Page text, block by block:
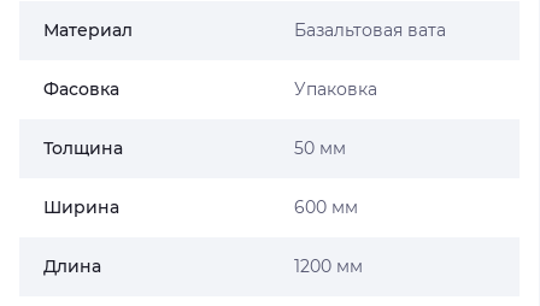
Материал Базальтовая вата
Фасовка Упаковка
Толщина 50 мм
Ширина 600 мм
Длина 1200 мм